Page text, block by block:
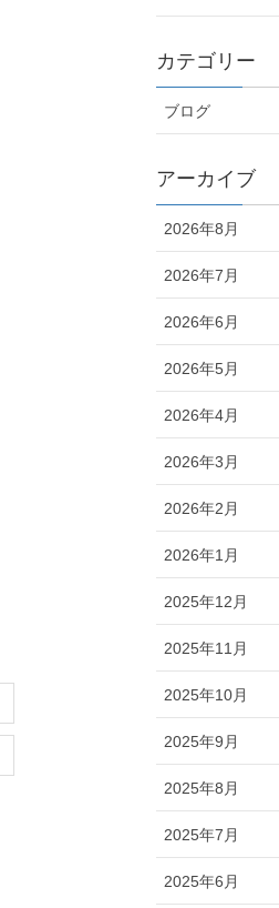
カテゴリー
ブログ
アーカイブ
2026年8月
2026年7月
2026年6月
2026年5月
2026年4月
2026年3月
2026年2月
2026年1月
2025年12月
2025年11月
2025年10月
2025年9月
2025年8月
2025年7月
2025年6月